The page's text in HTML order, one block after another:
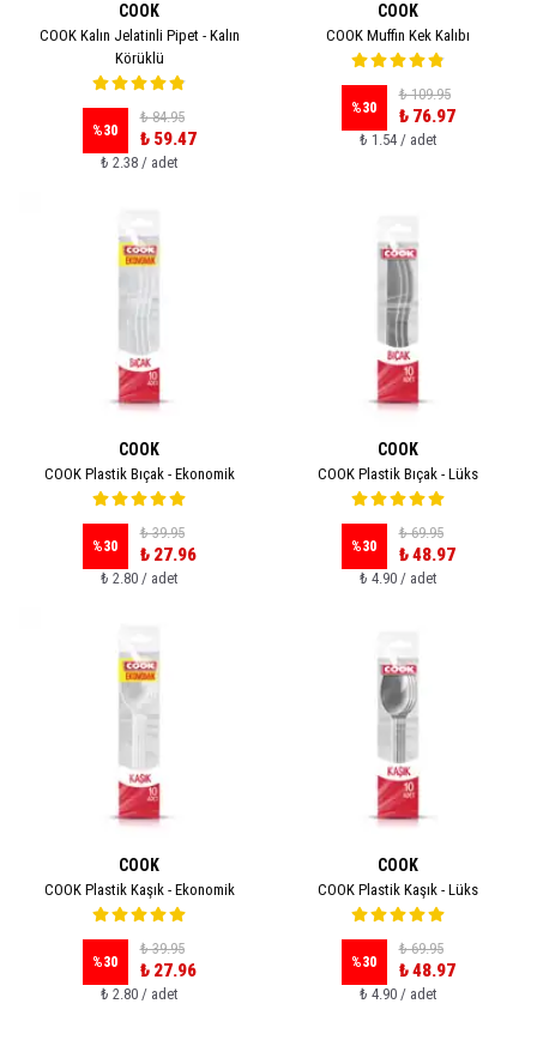
COOK
COOK Kalın Jelatinli Pipet - Kalın
Körüklü
%30
₺ 84.95
₺ 59.47
₺ 2.38 / adet
COOK
COOK Muffin Kek Kalıbı
%30
₺ 109.95
₺ 76.97
₺ 1.54 / adet
COOK
COOK Plastik Bıçak - Ekonomik
%30
₺ 39.95
₺ 27.96
₺ 2.80 / adet
COOK
COOK Plastik Bıçak - Lüks
%30
₺ 69.95
₺ 48.97
₺ 4.90 / adet
COOK
COOK Plastik Kaşık - Ekonomik
%30
₺ 39.95
₺ 27.96
₺ 2.80 / adet
COOK
COOK Plastik Kaşık - Lüks
%30
₺ 69.95
₺ 48.97
₺ 4.90 / adet